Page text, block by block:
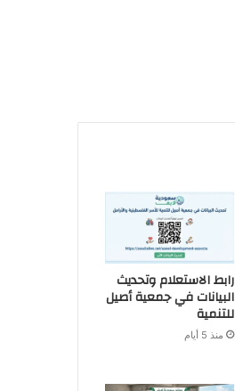
رابط الاستعلام وتحديث
البيانات في جمعية أصيل
للتنمية
منذ 5 أيام